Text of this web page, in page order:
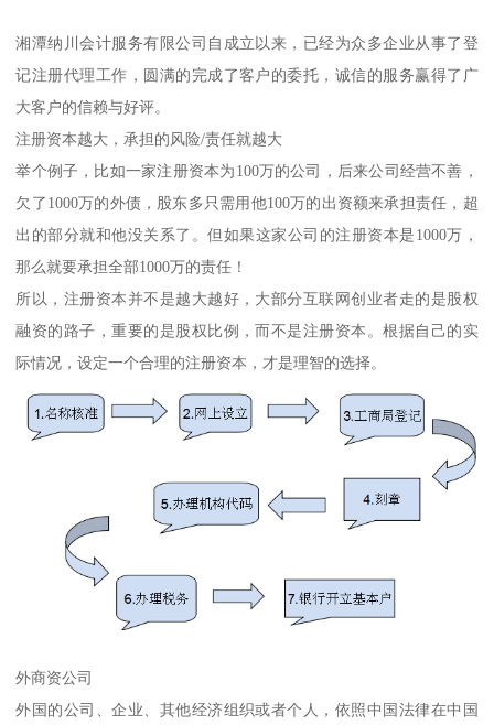
湘潭纳川会计服务有限公司自成立以来，已经为众多企业从事了登
记注册代理工作，圆满的完成了客户的委托，诚信的服务赢得了广
大客户的信赖与好评。
注册资本越大，承担的风险/责任就越大
举个例子，比如一家注册资本为100万的公司，后来公司经营不善，
欠了1000万的外债，股东多只需用他100万的出资额来承担责任，超
出的部分就和他没关系了。但如果这家公司的注册资本是1000万，
那么就要承担全部1000万的责任！
所以，注册资本并不是越大越好，大部分互联网创业者走的是股权
融资的路子，重要的是股权比例，而不是注册资本。根据自己的实
际情况，设定一个合理的注册资本，才是理智的选择。
外商资公司
外国的公司、企业、其他经济组织或者个人，依照中国法律在中国